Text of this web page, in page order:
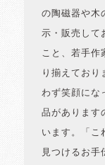
の陶磁器や木
示・販売して
こと、若手作
り揃えており
わず笑顔にな
品があります
います。「こ
見つけるお手